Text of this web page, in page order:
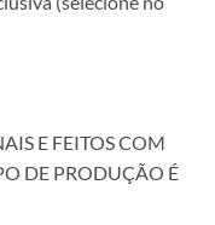
E FEITOS COM
DE PRODUÇÃO É